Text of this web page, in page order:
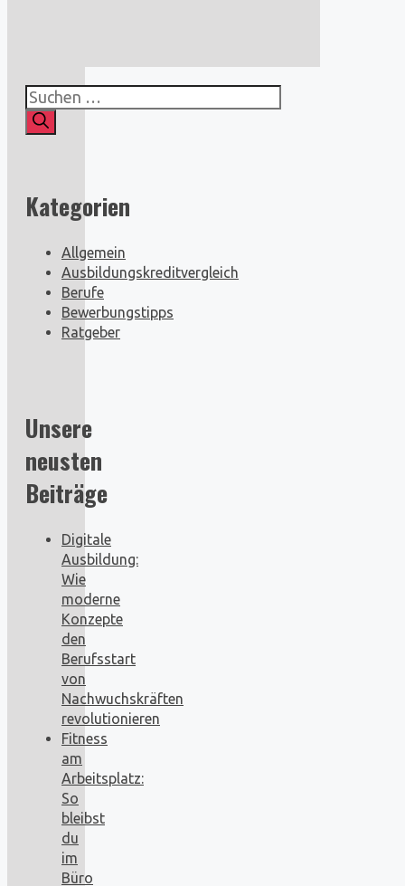
Suchen
nach:
Kategorien
Allgemein
Ausbildungskreditvergleich
Berufe
Bewerbungstipps
Ratgeber
Unsere
neusten
Beiträge
Digitale
Ausbildung:
Wie
moderne
Konzepte
den
Berufsstart
von
Nachwuchskräften
revolutionieren
Fitness
am
Arbeitsplatz:
So
bleibst
du
im
Büro